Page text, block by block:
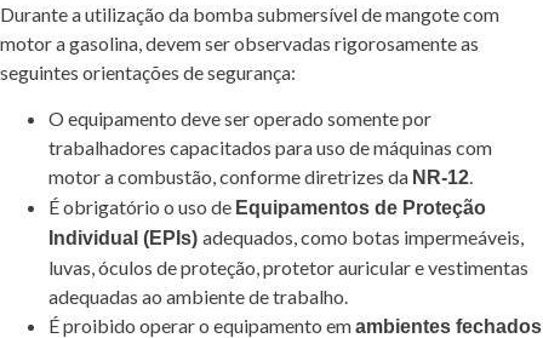
Durante a utilização da bomba submersível de mangote com
motor a gasolina, devem ser observadas rigorosamente as
seguintes orientações de segurança:
O equipamento deve ser operado somente por
trabalhadores capacitados para uso de máquinas com
motor a combustão, conforme diretrizes da NR-12.
É obrigatório o uso de Equipamentos de Proteção
Individual (EPIs) adequados, como botas impermeáveis,
luvas, óculos de proteção, protetor auricular e vestimentas
adequadas ao ambiente de trabalho.
É proibido operar o equipamento emambientes fechados